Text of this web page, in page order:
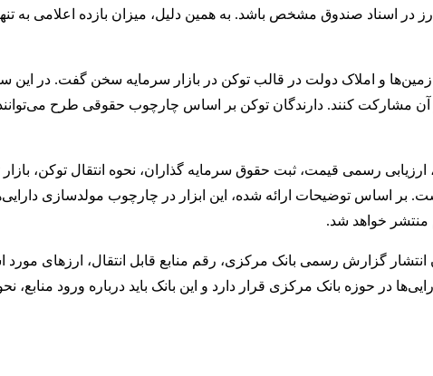
در اسناد صندوق مشخص باشد. به همین دلیل، میزان بازده اعلامی به
و املاک دولت در قالب توکن در بازار سرمایه سخن گفت. در
در آن مشارکت کنند. دارندگان توکن بر اساس چارچوب حقوقی طرح
ارزیابی رسمی قیمت، ثبت حقوق سرمایه گذاران، نحوه انتقال توکن،
اساس توضیحات ارائه شده، این ابزار در چارچوب مولدسازی
منتشر خواهد شد.
انتشار گزارش رسمی بانک مرکزی، رقم منابع قابل انتقال، ارزهای
در حوزه بانک مرکزی قرار دارد و این بانک باید درباره ورود منابع،